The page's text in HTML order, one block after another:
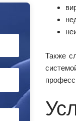
Также